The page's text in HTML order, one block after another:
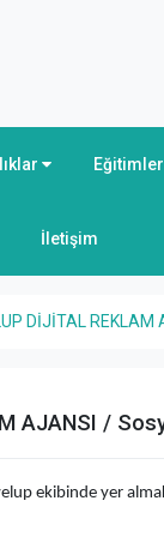
İletişim
DİJİTAL
AJANSI /
ekibinde yer